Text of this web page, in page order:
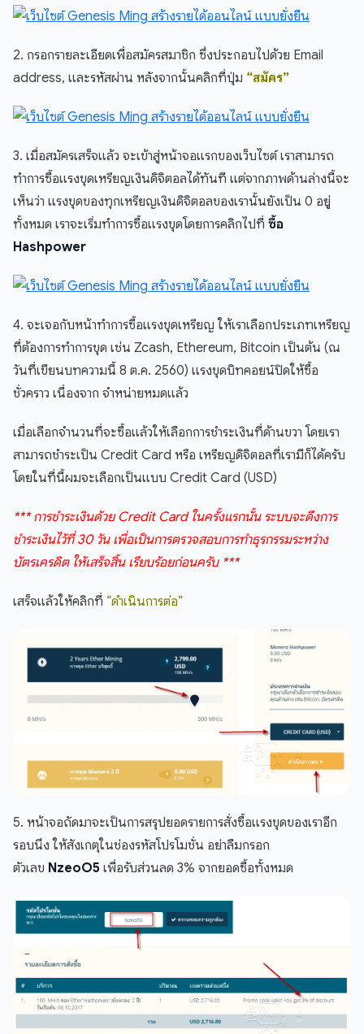
2. กรอกรายละเอียดเพื่อสมัครสมาชิก ซึ่งประกอบไปด้วย Email
address, และรหัสผ่าน หลังจากนั้นคลิกที่ปุ่ม “สมัคร”
3. เมื่อสมัครเสร็จแล้ว จะเข้าสู่หน้าจอแรกของเว็บไซต์ เราสามารถ
ทำการซื้อแรงขุดเหรียญเงินดิจิตอลได้ทันที แต่จากภาพด้านล่างนี้จะ
เห็นว่า แรงขุดของทุกเหรียญเงินดิจิตอลของเรานั้นยังเป็น 0 อยู่
ทั้งหมด เราจะเริ่มทำการซื้อแรงขุดโดยการคลิกไปที่ ซื้อ
Hashpower
4. จะเจอกับหน้าทำการซื้อแรงขุดเหรียญ ให้เราเลือกประเภทเหรียญ
ที่ต้องการทำการขุด เช่น Zcash, Ethereum, Bitcoin เป็นต้น (ณ
วันที่เขียนบทความนี้ 8 ต.ค. 2560) แรงขุดบิทคอยน์ปิดให้ซื้อ
ชั่วคราว เนื่องจาก จำหน่ายหมดแล้ว
เมื่อเลือกจำนวนที่จะซื้อแล้วให้เลือกการชำระเงินที่ด้านขวา โดยเรา
สามารถชำระเป็น Credit Card หรือ เหรียญดิจิตอลที่เรามีก็ได้ครับ
โดยในที่นี้ผมจะเลือกเป็นแบบ Credit Card (USD)
*** การชำระเงินด้วย Credit Card ในครั้งแรกนั้น ระบบจะดึงการ
ชำระเงินไว้ที่ 30 วัน เพื่อเป็นการตรวจสอบการทำธุรกรรมระหว่าง
บัตรเครดิต ให้เสร็จสิ้น เรียบร้อยก่อนครับ ***
เสร็จแล้วให้คลิกที่ “ดำเนินการต่อ”
5. หน้าจอถัดมาจะเป็นการสรุปยอดรายการสั่งซื้อแรงขุดของเราอีก
รอบนึง ให้สังเกตุในช่องรหัสโปรโมชั่น อย่าลืมกรอก
ตัวเลข NzeoO5 เพื่อรับส่วนลด 3% จากยอดซื้อทั้งหมด